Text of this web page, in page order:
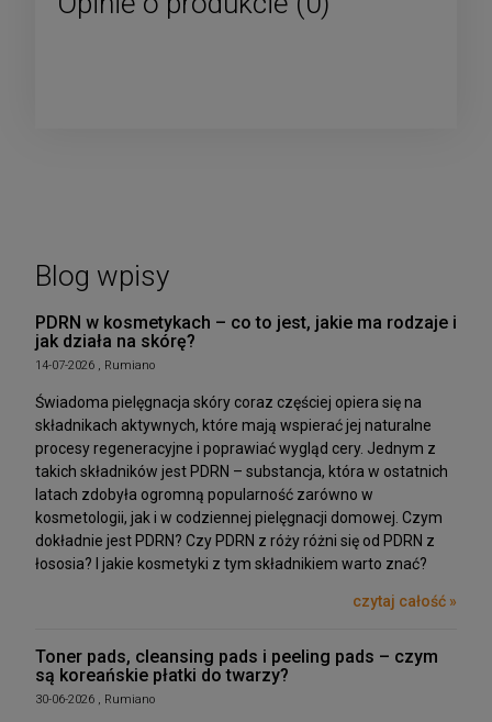
Blog wpisy
PDRN w kosmetykach – co to jest, jakie ma rodzaje i
jak działa na skórę?
14-07-2026 , Rumiano
Świadoma pielęgnacja skóry coraz częściej opiera się na
składnikach aktywnych, które mają wspierać jej naturalne
procesy regeneracyjne i poprawiać wygląd cery. Jednym z
takich składników jest PDRN – substancja, która w ostatnich
latach zdobyła ogromną popularność zarówno w
kosmetologii, jak i w codziennej pielęgnacji domowej. Czym
dokładnie jest PDRN? Czy PDRN z róży różni się od PDRN z
łososia? I jakie kosmetyki z tym składnikiem warto znać?
czytaj całość »
Toner pads, cleansing pads i peeling pads – czym
są koreańskie płatki do twarzy?
30-06-2026 , Rumiano